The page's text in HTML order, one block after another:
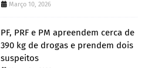
Março 10, 2026
PF, PRF e PM apreendem cerca de
390 kg de drogas e prendem dois
suspeitos